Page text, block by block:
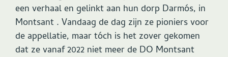
een verhaal en gelinkt aan hun dorp Darmós, in
Montsant . Vandaag de dag zijn ze pioniers voor
de appellatie, maar tóch is het zover gekomen
dat ze vanaf 2022 niet meer de DO Montsant